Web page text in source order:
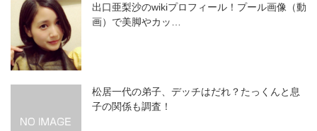
出口亜梨沙のwikiプロフィール！プール画像（動
画）で美脚やカッ…
松居一代の弟子、デッチはだれ？たっくんと息
子の関係も調査！